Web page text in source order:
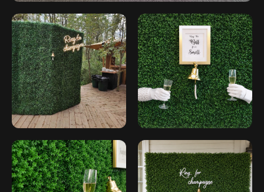
ГлавнаяАрендаКонтакты
Согласие на обработку персональных
данных
Политика конфиденциальности
Публичная оферта
Файлы кукис